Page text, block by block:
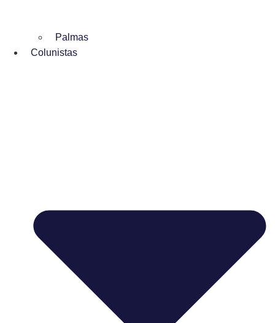
Palmas
Colunistas